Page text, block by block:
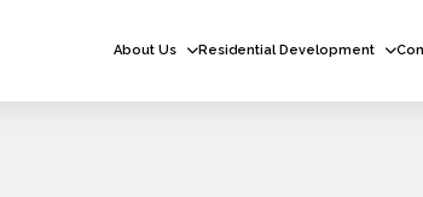
About Us Residential Development